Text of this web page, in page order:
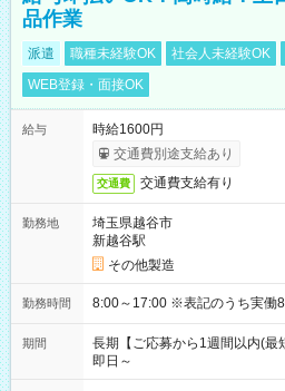
品作業
派遣 職種未経験OK 社会人未経験OK
WEB登録・面接OK
給与
時給1600円
交通費別途支給あり
交通費 交通費支給有り
勤務地
埼玉県越谷市
新越谷駅
その他製造
勤務時間 8:00～17:00 ※表記のうち
期間
長期【ご応募から1週間以内(最
即日～